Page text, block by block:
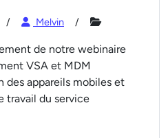
Melvin
de notre webinaire
VSA et MDM
des appareils mobiles et
travail du service